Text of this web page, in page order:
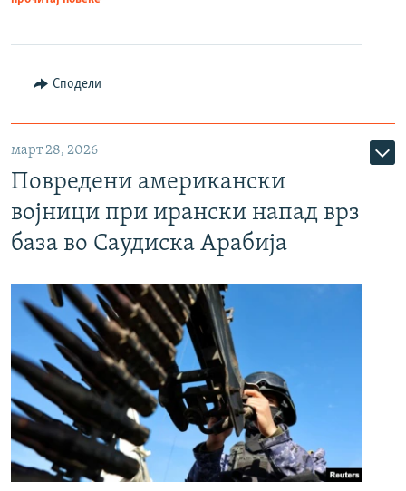
Сподели
март 28, 2026
Повредени американски
војници при ирански напад врз
база во Саудиска Арабија